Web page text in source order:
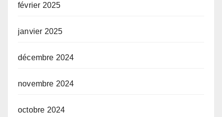
février 2025
janvier 2025
décembre 2024
novembre 2024
octobre 2024